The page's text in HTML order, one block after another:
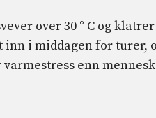
over 30 ° C og
inn i middagen for turer,
enn